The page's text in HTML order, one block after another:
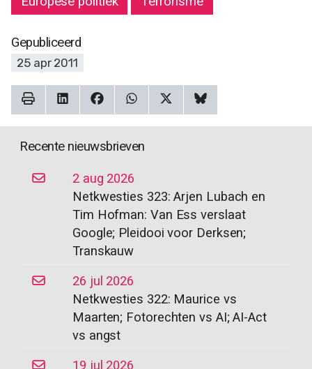
Gepubliceerd
25 apr 2011
Recente nieuwsbrieven
2 aug 2026
Netkwesties 323: Arjen Lubach en
Tim Hofman: Van Ess verslaat
Google; Pleidooi voor Derksen;
Transkauw
26 jul 2026
Netkwesties 322: Maurice vs
Maarten; Fotorechten vs AI; AI-Act
vs angst